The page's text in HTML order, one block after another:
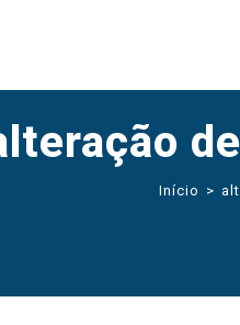
Início >